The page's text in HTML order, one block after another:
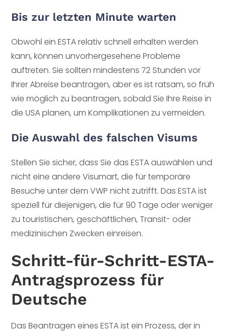
Bis zur letzten Minute warten
Obwohl ein ESTA relativ schnell erhalten werden
kann, können unvorhergesehene Probleme
auftreten. Sie sollten mindestens 72 Stunden vor
Ihrer Abreise beantragen, aber es ist ratsam, so früh
wie möglich zu beantragen, sobald Sie Ihre Reise in
die USA planen, um Komplikationen zu vermeiden.
Die Auswahl des falschen Visums
Stellen Sie sicher, dass Sie das ESTA auswählen und
nicht eine andere Visumart, die für temporäre
Besuche unter dem VWP nicht zutrifft. Das ESTA ist
speziell für diejenigen, die für 90 Tage oder weniger
zu touristischen, geschäftlichen, Transit- oder
medizinischen Zwecken einreisen.
Schritt-für-Schritt-ESTA-
Antragsprozess für
Deutsche
Das Beantragen eines ESTA ist ein Prozess, der in